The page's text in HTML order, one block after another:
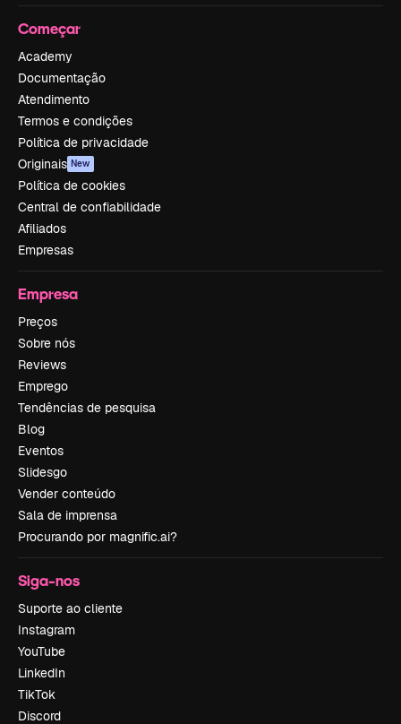
Começar
Academy
Documentação
Atendimento
Termos e condições
Política de privacidade
Originais New
Política de cookies
Central de confiabilidade
Afiliados
Empresas
Empresa
Preços
Sobre nós
Reviews
Emprego
Tendências de pesquisa
Blog
Eventos
Slidesgo
Vender conteúdo
Sala de imprensa
Procurando por magnific.ai?
Siga-nos
Suporte ao cliente
Instagram
YouTube
LinkedIn
TikTok
Discord